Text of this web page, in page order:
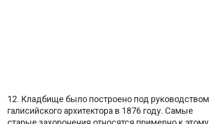
12. Кладбище было построено под руководством
галисийского архитектора в 1876 году. Самые